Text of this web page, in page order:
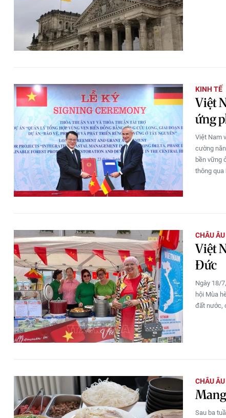
KINH TẾ
Việt
ứng
Việt Nam
cường
bền vững
thông qua
CHÂU ÂU
Việt
Đức
Ngày 18/
hội Mùa
đất nước,
CHÂU ÂU
Sau ba